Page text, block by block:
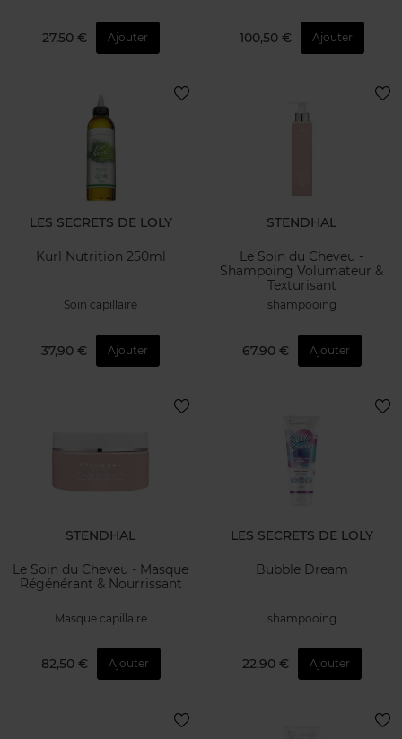
27,50 € Ajouter 100,50 € Ajouter
LES SECRETS DE LOLY
Kurl Nutrition 250ml
Soin capillaire
37,90 € Ajouter
STENDHAL
Le Soin du Cheveu -
Shampoing Volumateur &
Texturisant
shampooing
67,90 € Ajouter
STENDHAL
Le Soin du Cheveu - Masque
Régénérant & Nourrissant
Masque capillaire
82,50 € Ajouter
LES SECRETS DE LOLY
Bubble Dream
shampooing
22,90 € Ajouter